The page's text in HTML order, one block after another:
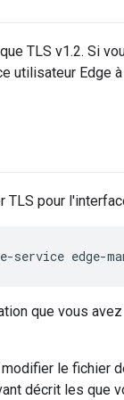
TLS v1.2. Si
Edge
TLS pour
service edge-
que vous
le fichier
décrit les que